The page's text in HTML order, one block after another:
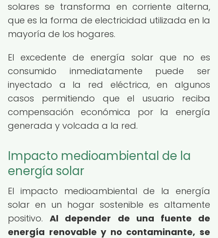
solares se transforma en corriente alterna,
que es la forma de electricidad utilizada en la
mayoría de los hogares.
El excedente de energía solar que no es
consumido inmediatamente puede ser
inyectado a la red eléctrica, en algunos
casos permitiendo que el usuario reciba
compensación económica por la energía
generada y volcada a la red.
Impacto medioambiental de la
energía solar
El impacto medioambiental de la energía
solar en un hogar sostenible es altamente
positivo.Al depender de una fuente de
energía renovable y no contaminante, se